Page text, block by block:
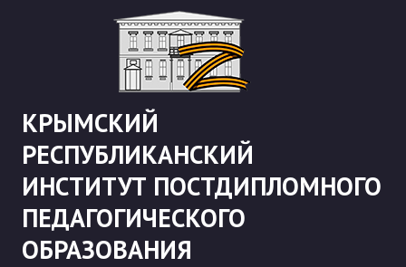
КРЫМСКИЙ
РЕСПУБЛИКАНСКИЙ
ИНСТИТУТ ПОСТДИПЛОМНОГО
ПЕДАГОГИЧЕСКОГО
ОБРАЗОВАНИЯ